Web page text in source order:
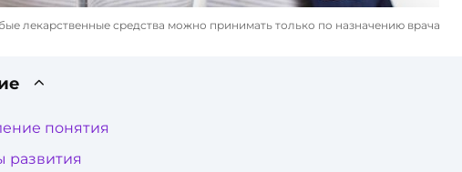
лекарственные средства можно принимать только по назначению врача
понятия
развития